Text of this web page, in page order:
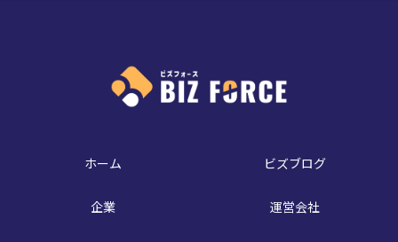
ホーム ビズブログ
企業 運営会社